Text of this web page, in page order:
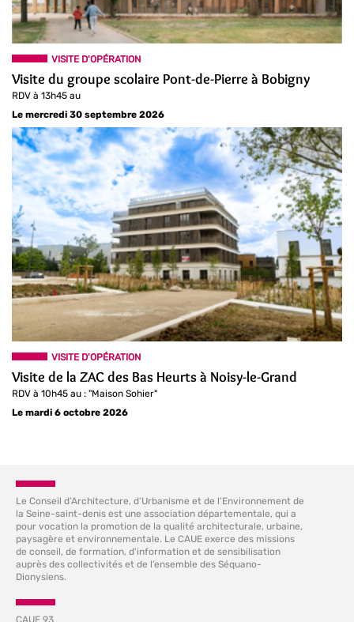
VISITE D'OPÉRATION
Visite du groupe scolaire Pont-de-Pierre à Bobigny
RDV à 13h45 au
Le mercredi 30 septembre 2026
VISITE D'OPÉRATION
Visite de la ZAC des Bas Heurts à Noisy-le-Grand
RDV à 10h45 au : "Maison Sohier"
Le mardi 6 octobre 2026
Le Conseil d’Architecture, d’Urbanisme et de l’Environnement de
la Seine-saint-denis est une association départementale, qui a
pour vocation la promotion de la qualité architecturale, urbaine,
paysagère et environnementale. Le CAUE exerce des missions
de conseil, de formation, d'information et de sensibilisation
auprès des collectivités et de l’ensemble des Séquano-
Dionysiens.
CAUE 93